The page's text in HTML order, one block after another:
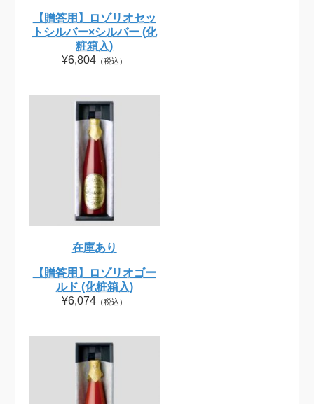
【贈答用】ロゾリオセッ
トシルバー×シルバー (化
粧箱入)
¥6,804 （税込）
在庫あり
【贈答用】ロゾリオゴー
ルド (化粧箱入)
¥6,074 （税込）